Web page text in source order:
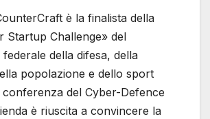
è la finalista della
Startup Challenge» del
della difesa, della
popolazione e dello sport
conferenza del Cyber-Defence
è riuscita a convincere la